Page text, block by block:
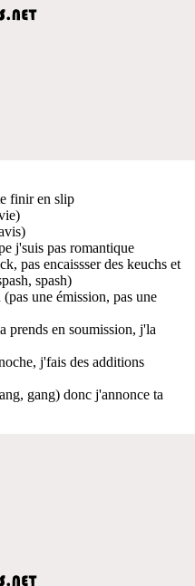
finir en slip
j'suis pas romantique
pas encaissser des keuchs et
spash)
une émission, pas une
prends en soumission, j'la
j'fais des additions
gang) donc j'annonce ta